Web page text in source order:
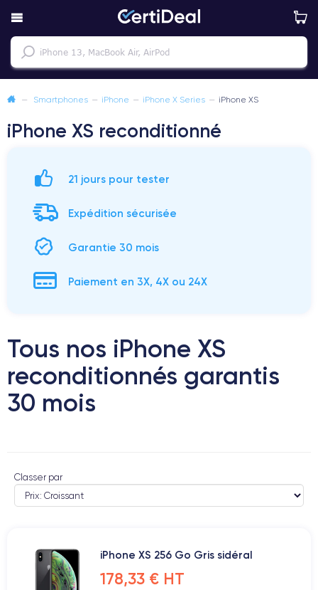
— Smartphones — iPhone — iPhone X Series — iPhone XS
iPhone XS reconditionné
21 jours pour tester
Expédition sécurisée
Garantie 30 mois
Paiement en 3X, 4X ou 24X
Tous nos iPhone XS
reconditionnés garantis
30 mois
Classer par
iPhone XS 256 Go Gris sidéral
178,33 € HT